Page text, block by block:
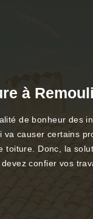
à
de bonheur des
causer certains
toiture. Donc, la
confier vos